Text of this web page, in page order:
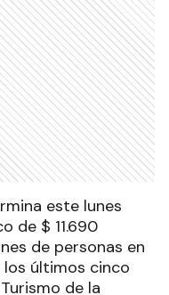
este lunes
de $ 11.690
de personas en
últimos cinco
de la